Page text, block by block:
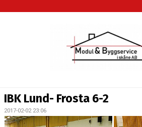
NYHETER
IBK Lund- Frosta 6-2
2017-02-02 23:06